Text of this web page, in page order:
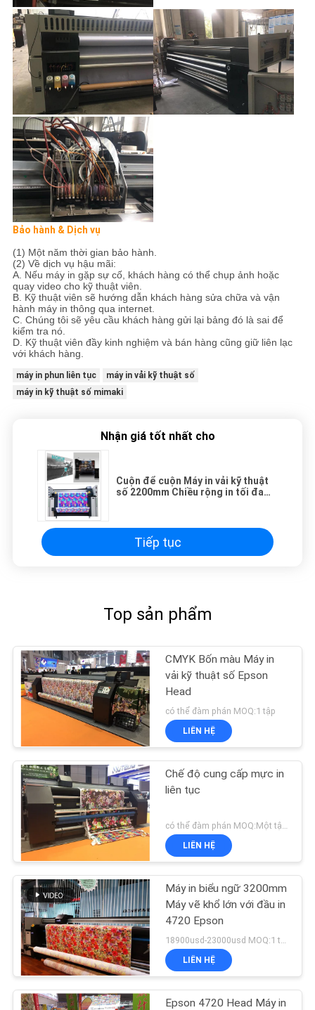
Bảo hành & Dịch vụ
(1) Một năm thời gian bảo hành.
(2) Về dịch vụ hậu mãi:
A. Nếu máy in gặp sự cố, khách hàng có thể chụp ảnh hoặc
quay video cho kỹ thuật viên.
B. Kỹ thuật viên sẽ hướng dẫn khách hàng sửa chữa và vận
hành máy in thông qua internet.
C. Chúng tôi sẽ yêu cầu khách hàng gửi lại bảng đó là sai để
kiểm tra nó.
D. Kỹ thuật viên đầy kinh nghiệm và bán hàng cũng giữ liên lạc
với khách hàng.
máy in phun liên tục
máy in vải kỹ thuật số
máy in kỹ thuật số mimaki
Nhận giá tốt nhất cho
Cuộn để cuộn Máy in vải kỹ thuật
số 2200mm Chiều rộng in tối đa
Tiếp tục
Top sản phẩm
CMYK Bốn màu Máy in
vải kỹ thuật số Epson
Head
có thể đàm phán MOQ:1 tập
LIÊN HỆ
Chế độ cung cấp mực in
liên tục
LIÊN HỆ
Máy in biểu ngữ 3200mm
Máy vẽ khổ lớn với đầu in
4720 Epson
LIÊN HỆ
Epson 4720 Head Máy in